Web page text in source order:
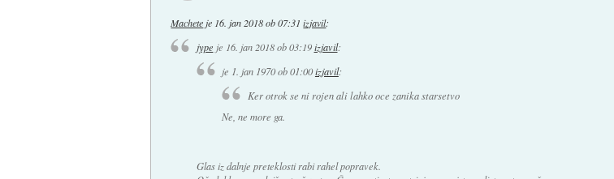
Machete je 16. jan 2018 ob 07:31 izjavil:
jype je 16. jan 2018 ob 03:19 izjavil:
je 1. jan 1970 ob 01:00izjavil:
Ker otrok se ni rojen ali lahko oce zanika starsetvo
Ne, ne more ga.
Glas iz dalnje preteklosti rabi rahel popravek.